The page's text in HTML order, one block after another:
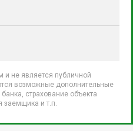
и не является публичной
возможные дополнительные
страхование объекта
и т.п.